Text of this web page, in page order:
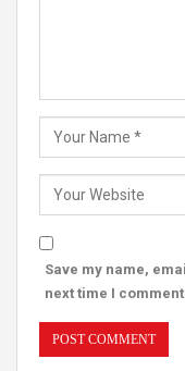
Save my name,
next time I